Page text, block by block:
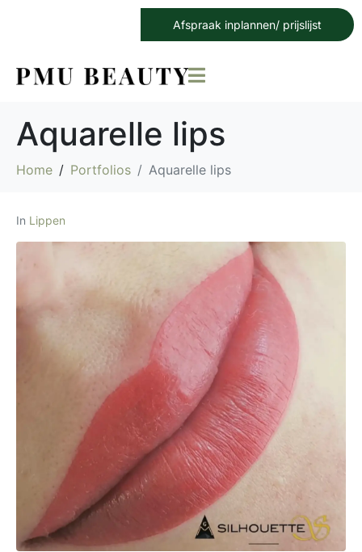
Afspraak inplannen/ prijslijst
Aquarelle lips
Home Portfolios Aquarelle lips
In Lippen